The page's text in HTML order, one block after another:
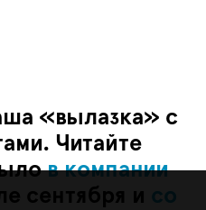
«вылазка» с
Читайте
в компании
сентября и со